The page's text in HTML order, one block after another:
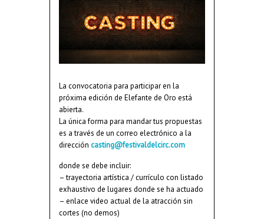
La convocatoria para participar en la
próxima edición de Elefante de Oro está
abierta.
La única forma para mandar tus propuestas
es a través de un correo electrónico a la
dirección casting@festivaldelcirc.com
donde se debe incluir:
– trayectoria artística / currículo con listado
exhaustivo de lugares donde se ha actuado
– enlace video actual de la atracción sin
cortes (no demos)